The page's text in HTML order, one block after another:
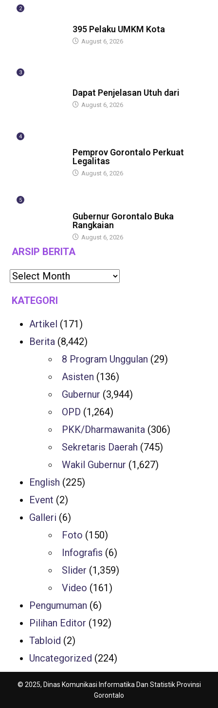
2
395 Pelaku UMKM Kota
August 6, 2026
3
Dapat Penjelasan Utuh dari
August 6, 2026
4
Pemprov Gorontalo Perkuat
Legalitas
August 6, 2026
5
Gubernur Gorontalo Buka
Rangkaian
August 6, 2026
ARSIP BERITA
KATEGORI
Artikel (171)
Berita (8,442)
8 Program Unggulan (29)
Asisten (136)
Gubernur (3,944)
OPD (1,264)
PKK/Dharmawanita (306)
Sekretaris Daerah (745)
Wakil Gubernur (1,627)
English (225)
Event (2)
Galleri (6)
Foto (150)
Infografis (6)
Slider (1,359)
Video (161)
Pengumuman (6)
Pilihan Editor (192)
Tabloid (2)
Uncategorized (224)
© 2025, Dinas Komunikasi Informatika Dan Statistik Provinsi
Gorontalo